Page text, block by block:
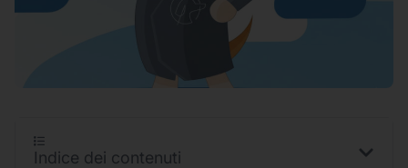
Indice dei contenuti